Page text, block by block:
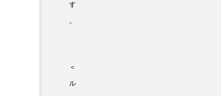
す
。
＜
ル